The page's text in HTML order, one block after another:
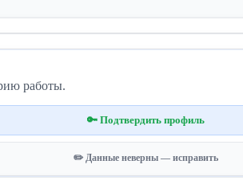
работы.
🔑 Подтвердить профиль
✏️ Данные неверны — исправить